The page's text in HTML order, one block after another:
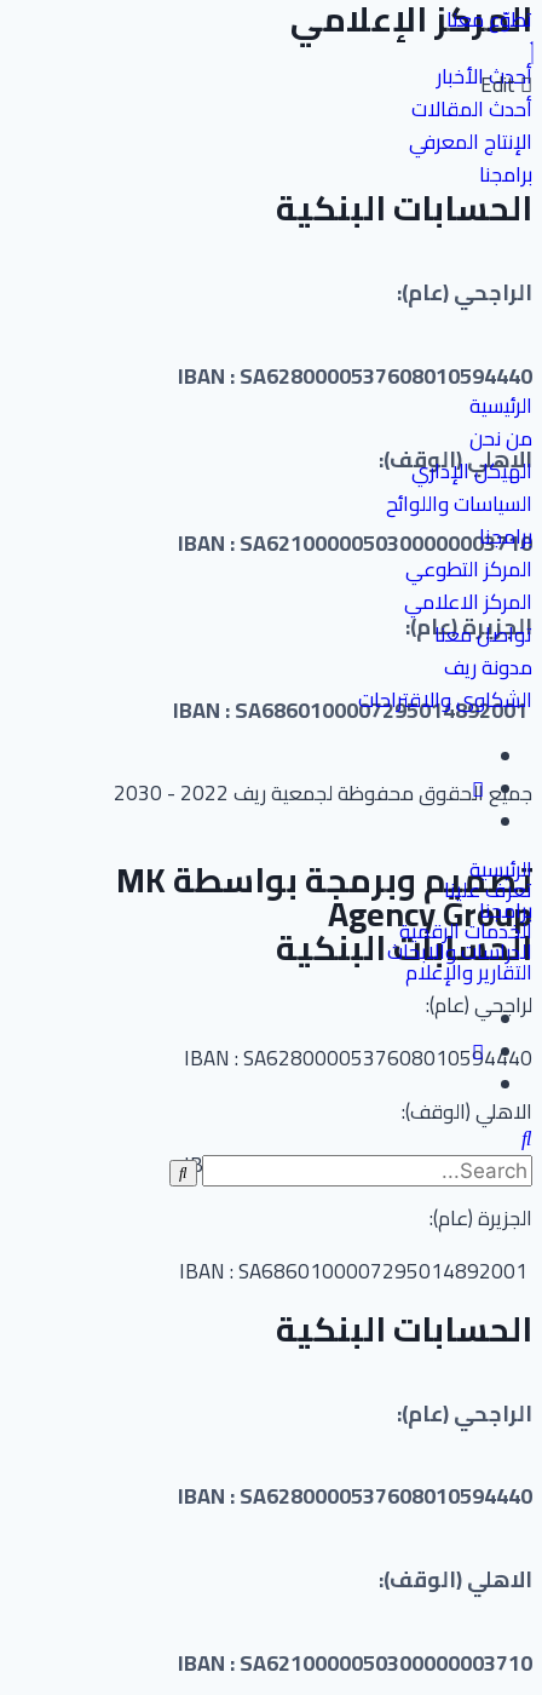
تطوّع معنا
Edit
الرئيسية
من نحن
الهيكل الإداري
السياسات واللوائح
برامجنا
المركز التطوعي
المركز الاعلامي
تواصل معنا
مدونة ريف
الشكاوى والاقتراحات
الرئيسية
تعرف علينا
برامجنا
الخدمات الرقمية
الدراسات والابحاث
التقارير والإعلام
المركز الإعلامي
أحدث الأخبار
أحدث المقالات
الإنتاج المعرفي
برامجنا
الحسابات البنكية
الراجحي (عام):
IBAN : SA6280000537608010594440
الاهلي (الوقف):
IBAN : SA6210000050300000003710
الجزيرة (عام):
IBAN : SA6860100007295014892001
جميع الحقوق محفوظة لجمعية ريف 2022 - 2030
تصميم وبرمجة بواسطةMK
Agency Group
الحسابات البنكية
لراجحي (عام):
IBAN : SA6280000537608010594440
الاهلي (الوقف):
IBAN : SA6210000050300000003710
الجزيرة (عام):
الحسابات البنكية
الراجحي (عام):
IBAN : SA6280000537608010594440
الاهلي (الوقف):
IBAN : SA6210000050300000003710